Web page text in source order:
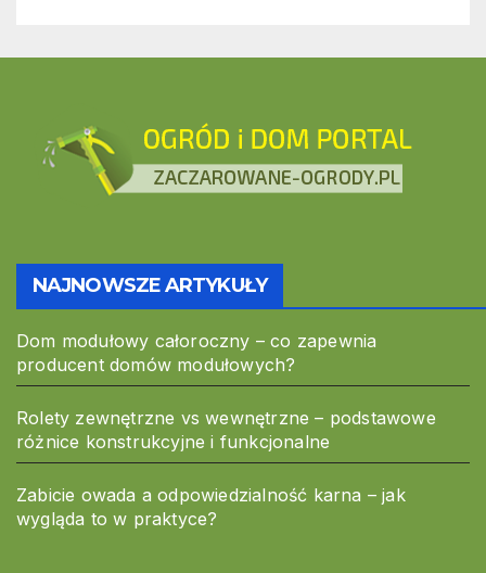
NAJNOWSZE ARTYKUŁY
Dom modułowy całoroczny – co zapewnia
producent domów modułowych?
Rolety zewnętrzne vs wewnętrzne – podstawowe
różnice konstrukcyjne i funkcjonalne
Zabicie owada a odpowiedzialność karna – jak
wygląda to w praktyce?